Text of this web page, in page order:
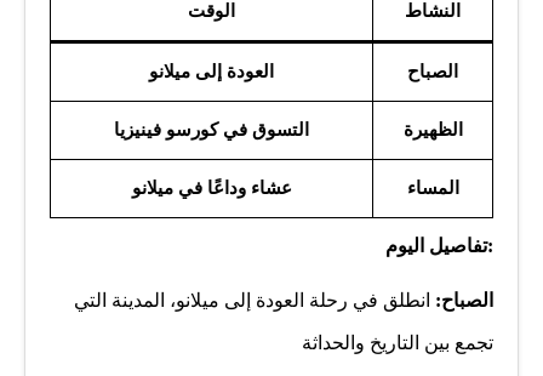
الوقت النشاط
العودة إلى ميلانو الصباح
التسوق في كورسو فينيزيا الظهيرة
عشاء وداعًا في ميلانو المساء
:تفاصيل اليوم
الصباح: انطلق في رحلة العودة إلى ميلانو، المدينة التي
تجمع بين التاريخ والحداثة